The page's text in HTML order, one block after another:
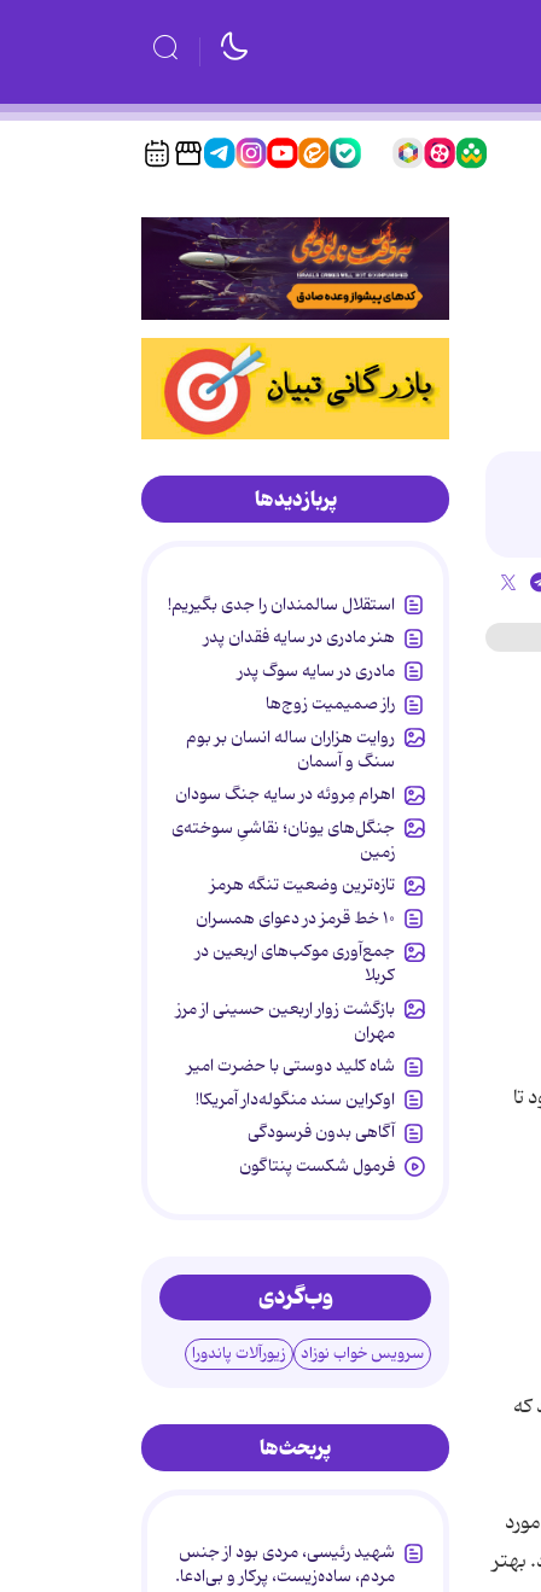
تا
که
بهتر
پربازدیدها
استقلال سالمندان را جدی بگیریم!
هنر مادری در سایه‌ فقدان پدر
مادری در سایه سوگ پدر
راز صمیمیت زوج‌ها
روایت هزاران ساله انسان بر بوم
سنگ و آسمان
اهرام مِروئه در سایه جنگ سودان
جنگل‌های یونان؛ نقاشیِ سوخته‌ی
زمین
تازه‌ترین وضعیت تنگه هرمز
۱۰ خط قرمز در دعوای همسران
جمع‌آوری موکب‌های اربعین در
کربلا
بازگشت زوار اربعین حسینی از مرز
مهران
شاه کلید دوستی با حضرت امیر
اوکراین سند منگوله‌دار آمریکا!
آگاهی بدون فرسودگی
فرمول شکست پنتاگون
وب‌گردی
سرویس خواب نوزاد زیورآلات پاندورا
پربحث‌ها
شهید رئیسی، مردی بود از جنس
مردم، ساده‌زیست، پرکار و بی‌ادعا.